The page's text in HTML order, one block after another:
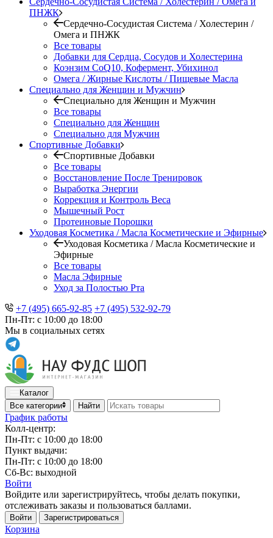
ПНЖК
Сердечно-Сосудистая Система / Холестерин /
Омега и ПНЖК
Все товары
Добавки для Сердца, Сосудов и Холестерина
Коэнзим CoQ10, Кофермент, Убихинол
Омега / Жирные Кислоты / Пищевые Масла
Специально для Женщин и Мужчин
Специально для Женщин и Мужчин
Все товары
Специально для Женщин
Специально для Мужчин
Спортивные Добавки
Спортивные Добавки
Все товары
Восстановление После Тренировок
Выработка Энергии
Коррекция и Контроль Веса
Мышечный Рост
Протеиновые Порошки
Уходовая Косметика / Масла Косметические и Эфирные
Уходовая Косметика / Масла Косметические и
Эфирные
Все товары
Масла Эфирные
Уход за Полостью Рта
+7 (495) 665-92-85 +7 (495) 532-92-79
Пн-Пт: с 10:00 до 18:00
Мы в социальных сетях
Каталог
Все категории
Найти
График работы
Колл-центр:
Пн-Пт: с 10:00 до 18:00
Пункт выдачи:
Пн-Пт: с 10:00 до 18:00
Сб-Вс: выходной
Войти
Войдите или зарегистрируйтесь, чтобы делать покупки,
отслеживать заказы и пользоваться баллами.
Войти Зарегистрироваться
Корзина